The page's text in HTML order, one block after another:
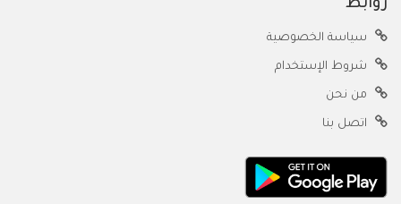
روابط
سياسة الخصوصية
شروط الإستخدام
من نحن
اتصل بنا